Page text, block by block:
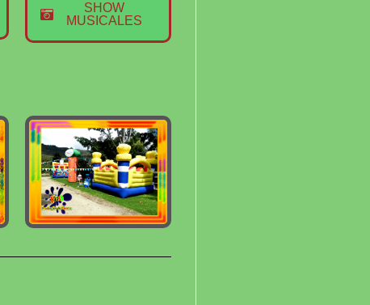
SHOW
MUSICALES